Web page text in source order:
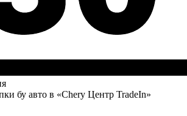
бу авто в «Chery Центр TradeIn»